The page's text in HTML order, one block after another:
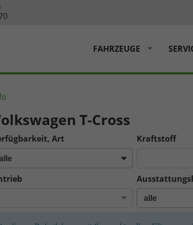
FAHRZEUGE
T-Cross
Art Kraftstoff